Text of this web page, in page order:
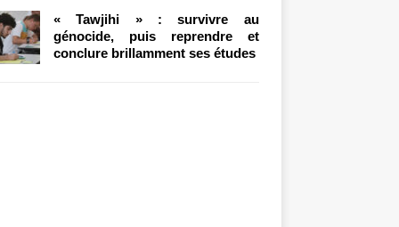
« Tawjihi » : survivre au
génocide, puis reprendre et
conclure brillamment ses études